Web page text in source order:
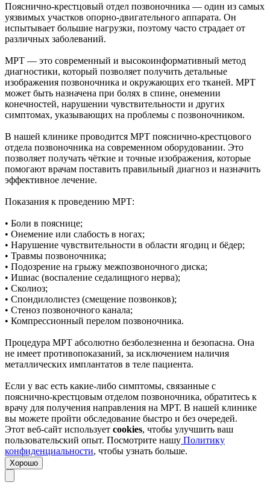
Пояснично-крестцовый отдел позвоночника — один из самых
уязвимых участков опорно-двигательного аппарата. Он
испытывает большие нагрузки, поэтому часто страдает от
различных заболеваний.
МРТ — это современный и высокоинформативный метод
диагностики, который позволяет получить детальные
изображения позвоночника и окружающих его тканей. МРТ
может быть назначена при болях в спине, онемении
конечностей, нарушении чувствительности и других
симптомах, указывающих на проблемы с позвоночником.
В нашей клинике проводится МРТ пояснично-крестцового
отдела позвоночника на современном оборудовании. Это
позволяет получать чёткие и точные изображения, которые
помогают врачам поставить правильный диагноз и назначить
эффективное лечение.
Показания к проведению МРТ:
• Боли в пояснице;
• Онемение или слабость в ногах;
• Нарушение чувствительности в области ягодиц и бёдер;
• Травмы позвоночника;
• Подозрение на грыжу межпозвоночного диска;
• Ишиас (воспаление седалищного нерва);
• Сколиоз;
• Спондилолистез (смещение позвонков);
• Стеноз позвоночного канала;
• Компрессионный перелом позвоночника.
Процедура МРТ абсолютно безболезненна и безопасна. Она
не имеет противопоказаний, за исключением наличия
металлических имплантатов в теле пациента.
Если у вас есть какие-либо симптомы, связанные с
пояснично-крестцовым отделом позвоночника, обратитесь к
врачу для получения направления на МРТ. В нашей клинике
вы можете пройти обследование быстро и без очередей.
Этот веб-сайт использует cookies, чтобы улучшить ваш
пользовательский опыт. Посмотрите нашу Политику
конфиденциальности, чтобы узнать больше.
Хорошо